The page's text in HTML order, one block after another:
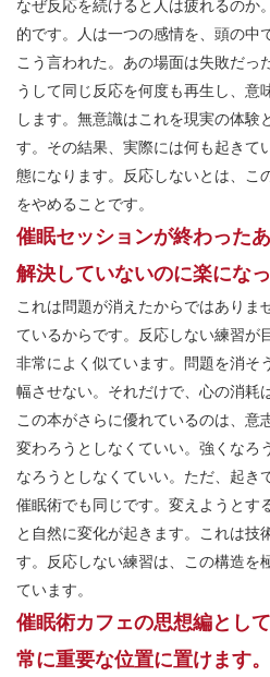
なぜ反応を続けると人は疲れるのか
的です。人は一つの感情を、頭の中
こう言われた。あの場面は失敗だっ
うして同じ反応を何度も再生し、意
します。無意識はこれを現実の体験
す。その結果、実際には何も起きて
態になります。反応しないとは、こ
をやめることです。
催眠セッションが終わった
解決していないのに楽にな
これは問題が消えたからではありま
ているからです。反応しない練習が
非常によく似ています。問題を消そ
幅させない。それだけで、心の消耗
この本がさらに優れているのは、意
変わろうとしなくていい。強くなろ
なろうとしなくていい。ただ、起き
催眠術でも同じです。変えようとす
と自然に変化が起きます。これは技
す。反応しない練習は、この構造を
ています。
催眠術カフェの思想編とし
常に重要な位置に置けます。